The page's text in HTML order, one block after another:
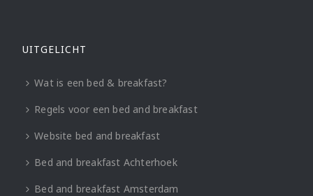
UITGELICHT
Wat is een bed & breakfast?
Regels voor een bed and breakfast
Website bed and breakfast
Bed and breakfast Achterhoek
Bed and breakfast Amsterdam